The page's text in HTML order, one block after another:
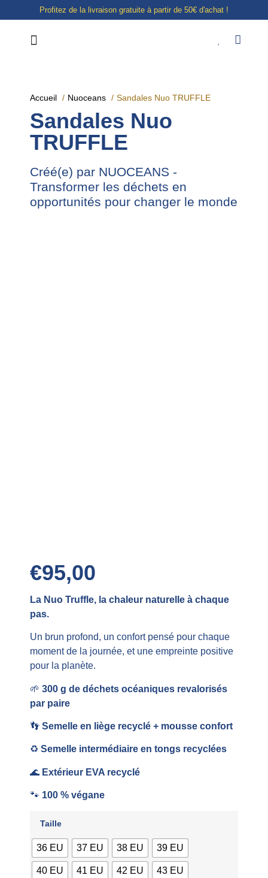
Profitez de la livraison gratuite à partir de 50€ d'achat !
Accueil Nuoceans Sandales Nuo TRUFFLE
Sandales Nuo
TRUFFLE
Créé(e) par NUOCEANS -
Transformer les déchets en
opportunités pour changer le monde
€95,00
La Nuo Truffle, la chaleur naturelle à chaque
pas.
Un brun profond, un confort pensé pour chaque
moment de la journée, et une empreinte positive
pour la planète.
🌱 300 g de déchets océaniques revalorisés
par paire
👣 Semelle en liège recyclé + mousse confort
♻️ Semelle intermédiaire en tongs recyclées
🌊 Extérieur EVA recyclé
🐾 100 % végane
Taille
36 EU 37 EU 38 EU 39 EU
40 EU 41 EU 42 EU 43 EU